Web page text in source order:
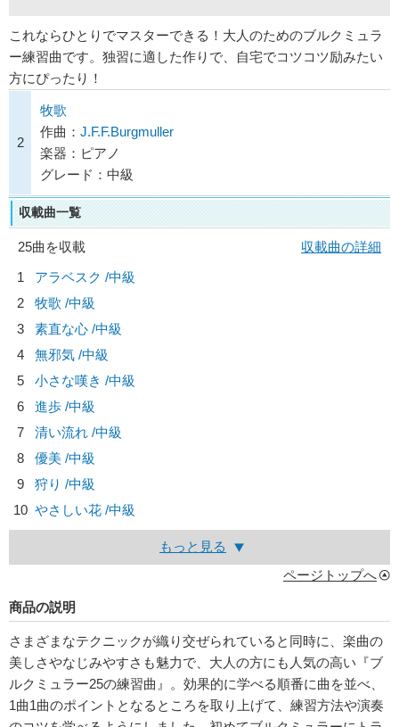
これならひとりでマスターできる！大人のためのブルクミュラ
ー練習曲です。独習に適した作りで、自宅でコツコツ励みたい
方にぴったり！
2
牧歌
作曲： J.F.F.Burgmuller
楽器：ピアノ
グレード：中級
収載曲一覧
25曲を収載
収載曲の詳細
1
アラベスク /中級
2
牧歌 /中級
3
素直な心 /中級
4
無邪気 /中級
5
小さな嘆き /中級
6
進歩 /中級
7
清い流れ /中級
8
優美 /中級
9
狩り /中級
10 やさしい花 /中級
もっと見る
ページトップへ
商品の説明
さまざまなテクニックが織り交ぜられていると同時に、楽曲の
美しさやなじみやすさも魅力で、大人の方にも人気の高い『ブ
ルクミュラー25の練習曲』。効果的に学べる順番に曲を並べ、
1曲1曲のポイントとなるところを取り上げて、練習方法や演奏